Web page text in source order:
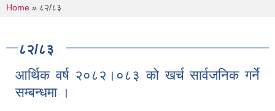
You are here
Home » ८२/८३
८२/८३
आर्थिक वर्ष २०८२।०८३ को खर्च सार्वजनिक गर्ने
सम्बन्धमा ।